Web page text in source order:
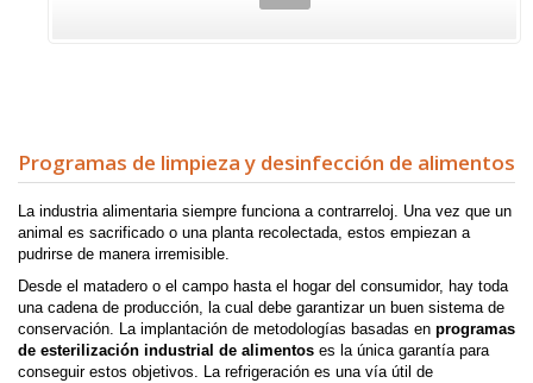
Programas de limpieza y desinfección de alimentos
La industria alimentaria siempre funciona a contrarreloj. Una vez que un
animal es sacrificado o una planta recolectada, estos empiezan a
pudrirse de manera irremisible.
Desde el matadero o el campo hasta el hogar del consumidor, hay toda
una cadena de producción, la cual debe garantizar un buen sistema de
conservación. La implantación de metodologías basadas en programas
de esterilización industrial de alimentos es la única garantía para
conseguir estos objetivos. La refrigeración es una vía útil de